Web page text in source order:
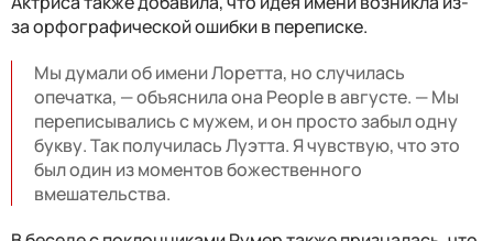
за орфографической ошибки в переписке.
Мы думали об имени Лоретта, но случилась
опечатка, — объяснила она People в августе. — Мы
переписывались с мужем, и он просто забыл одну
букву. Так получилась Луэтта. Я чувствую, что это
был один из моментов божественного
вмешательства.